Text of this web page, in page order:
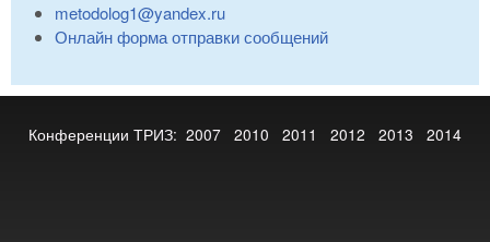
metodolog1@yandex.ru
Онлайн форма отправки сообщений
Конференции ТРИЗ: 2007 2010 2011 2012 2013 2014